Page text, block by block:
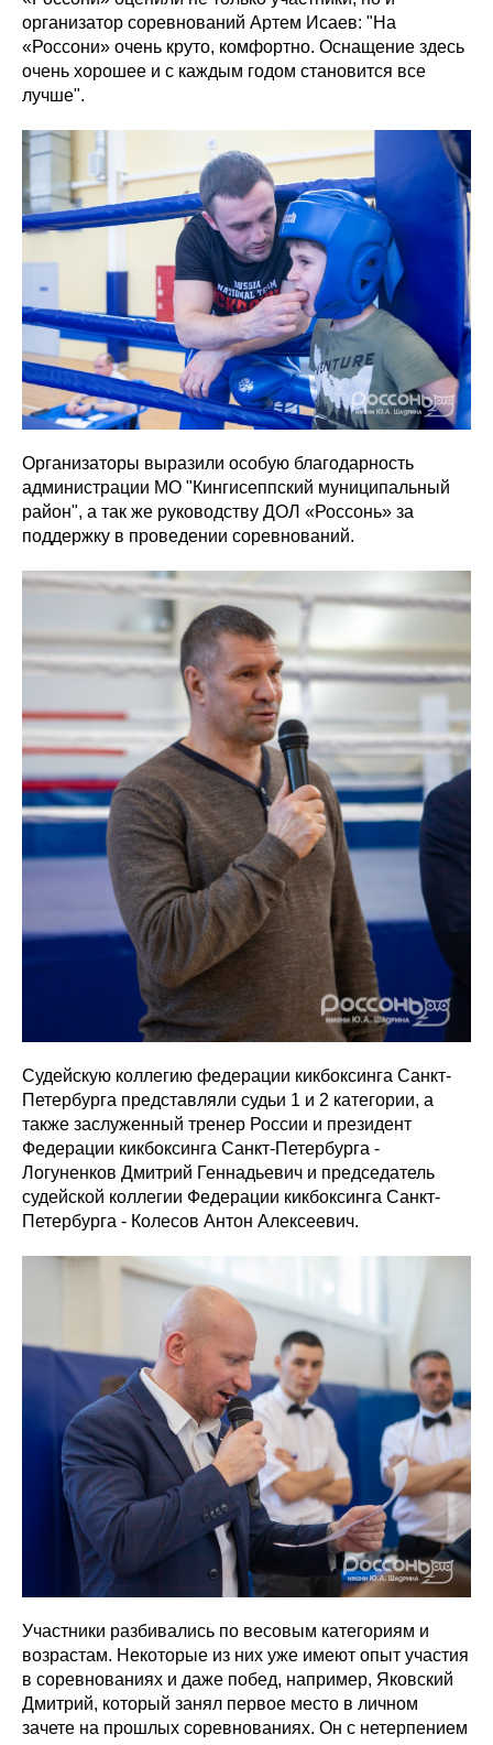
организатор соревнований Артем Исаев: "На
«Россони» очень круто, комфортно. Оснащение здесь
очень хорошее и с каждым годом становится все
лучше".
Организаторы выразили особую благодарность
администрации МО "Кингисеппский муниципальный
район", а так же руководству ДОЛ «Россонь» за
поддержку в проведении соревнований.
Судейскую коллегию федерации кикбоксинга Санкт-
Петербурга представляли судьи 1 и 2 категории, а
также заслуженный тренер России и президент
Федерации кикбоксинга Санкт-Петербурга -
Логуненков Дмитрий Геннадьевич и председатель
судейской коллегии Федерации кикбоксинга Санкт-
Петербурга - Колесов Антон Алексеевич.
Участники разбивались по весовым категориям и
возрастам. Некоторые из них уже имеют опыт участия
в соревнованиях и даже побед, например, Яковский
Дмитрий, который занял первое место в личном
зачете на прошлых соревнованиях. Он с нетерпением